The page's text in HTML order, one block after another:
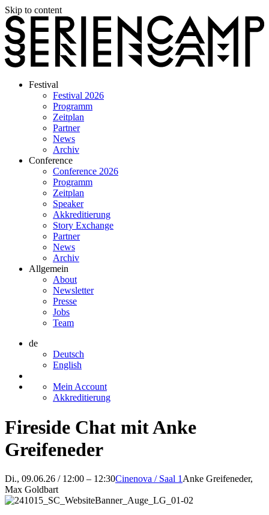
Skip to content
Festival
Festival 2026
Programm
Zeitplan
Partner
News
Archiv
Conference
Conference 2026
Programm
Zeitplan
Speaker
Akkreditierung
Story Exchange
Partner
News
Archiv
Allgemein
About
Newsletter
Presse
Jobs
Team
de
Deutsch
English
Mein Account
Akkreditierung
Fireside Chat mit Anke
Greifeneder
Di., 09.06.26 / 12:00 – 12:30Cinenova / Saal 1 Anke Greifeneder,
Max Goldbart